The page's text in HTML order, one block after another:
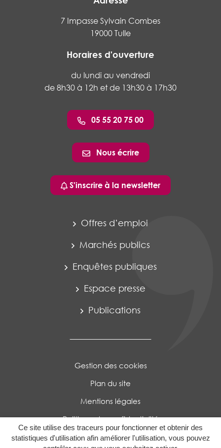
Ce site utilise des traceurs pour fonctionner et obtenir des
statistiques d'utilisation afin améliorer l'utilisation, vous pouvez
7 Impasse Sylvain Combes
19000 Tulle
Horaires d'ouverture
du lundi au vendredi
de 8h30 à 12h et de 13h30 à 17h30
05 55 20 75 00
Nous écrire
S'inscrire à la newsletter
Offres d’emploi
Marchés publics
Enquêtes publiques
Espace presse
Publications
Gestion des cookies
Plan du site
Mentions légales
Politique de confidentialité
Accessibilité : Partiellement conforme